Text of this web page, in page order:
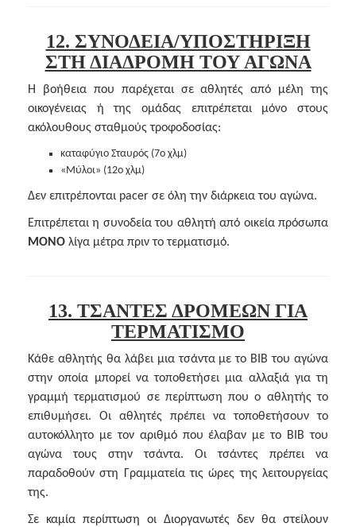
12. ΣΥΝΟΔΕΙΑ/ΥΠΟΣΤΗΡΙΞΗ
ΣΤΗ ΔΙΑΔΡΟΜΗ ΤΟΥ ΑΓΩΝΑ
Η βοήθεια που παρέχεται σε αθλητές από μέλη της
οικογένειας ή της ομάδας επιτρέπεται μόνο στους
ακόλουθους σταθμούς τροφοδοσίας:
καταφύγιο Σταυρός (7ο χλμ)
«Μύλοι» (12ο χλμ)
Δεν επιτρέπονται pacer σε όλη την διάρκεια του αγώνα.
Επιτρέπεται η συνοδεία του αθλητή από οικεία πρόσωπα
ΜΟΝΟ λίγα μέτρα πριν το τερματισμό.
13. ΤΣΑΝΤΕΣ ΔΡΟΜΕΩΝ ΓΙΑ
ΤΕΡΜΑΤΙΣΜΟ
Κάθε αθλητής θα λάβει μια τσάντα με το BIB του αγώνα
στην οποία μπορεί να τοποθετήσει μια αλλαξιά για τη
γραμμή τερματισμού σε περίπτωση που ο αθλητής το
επιθυμήσει. Οι αθλητές πρέπει να τοποθετήσουν το
αυτοκόλλητο με τον αριθμό που έλαβαν με το BIB του
αγώνα τους στην τσάντα. Οι τσάντες πρέπει να
παραδοθούν στη Γραμματεία τις ώρες της λειτουργείας
της.
Σε καμία περίπτωση οι Διοργανωτές δεν θα στείλουν